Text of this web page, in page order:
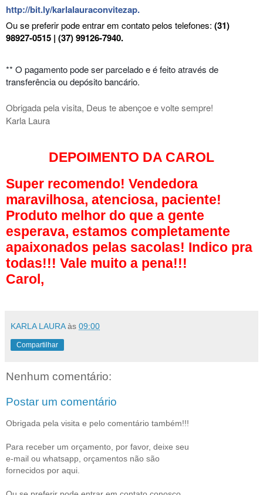
http://bit.ly/karlalauraconvitezap.
Ou se preferir pode entrar em contato pelos telefones: (31)
98927-0515 | (37) 99126-7940.
** O pagamento pode ser parcelado e é feito através de
transferência ou depósito bancário.
Obrigada pela visita, Deus te abençoe e volte sempre!
Karla Laura
DEPOIMENTO DA CAROL
Super recomendo! Vendedora
maravilhosa, atenciosa, paciente!
Produto melhor do que a gente
esperava, estamos completamente
apaixonados pelas sacolas! Indico pra
todas!!! Vale muito a pena!!!
Carol,
KARLA LAURA às 09:00
Compartilhar
Nenhum comentário:
Postar um comentário
Obrigada pela visita e pelo comentário também!!!
Para receber um orçamento, por favor, deixe seu
e-mail ou whatsapp, orçamentos não são
fornecidos por aqui.